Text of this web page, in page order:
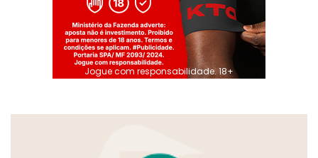
Jogue com responsabilidade. 18+